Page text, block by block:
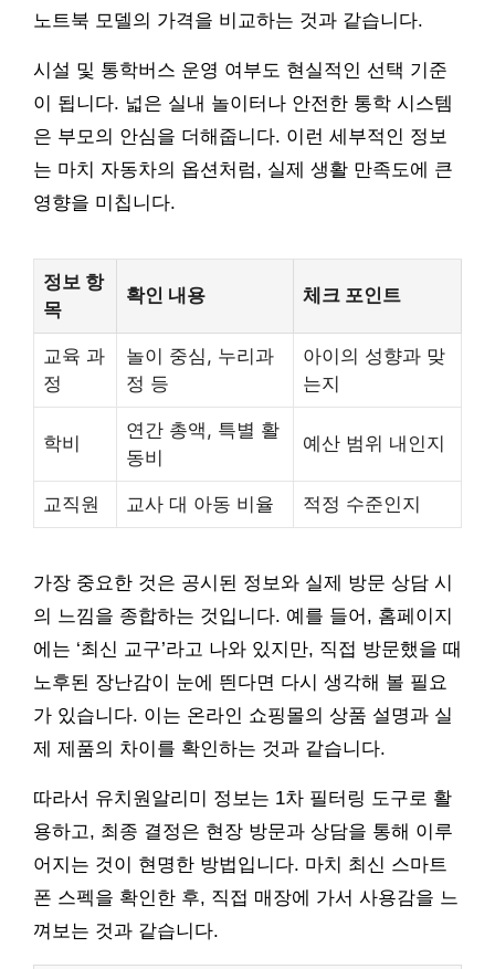
노트북 모델의 가격을 비교하는 것과 같습니다.
시설 및 통학버스 운영 여부도 현실적인 선택 기준
이 됩니다. 넓은 실내 놀이터나 안전한 통학 시스템
은 부모의 안심을 더해줍니다. 이런 세부적인 정보
는 마치 자동차의 옵션처럼, 실제 생활 만족도에 큰
영향을 미칩니다.
정보 항
목
확인 내용 체크 포인트
교육 과
정
놀이 중심, 누리과
정 등
아이의 성향과 맞
는지
학비
연간 총액, 특별 활
동비
예산 범위 내인지
교직원 교사 대 아동 비율 적정 수준인지
가장 중요한 것은 공시된 정보와 실제 방문 상담 시
의 느낌을 종합하는 것입니다. 예를 들어, 홈페이지
에는 ‘최신 교구’라고 나와 있지만, 직접 방문했을 때
노후된 장난감이 눈에 띈다면 다시 생각해 볼 필요
가 있습니다. 이는 온라인 쇼핑몰의 상품 설명과 실
제 제품의 차이를 확인하는 것과 같습니다.
따라서 유치원알리미 정보는 1차 필터링 도구로 활
용하고, 최종 결정은 현장 방문과 상담을 통해 이루
어지는 것이 현명한 방법입니다. 마치 최신 스마트
폰 스펙을 확인한 후, 직접 매장에 가서 사용감을 느
껴보는 것과 같습니다.